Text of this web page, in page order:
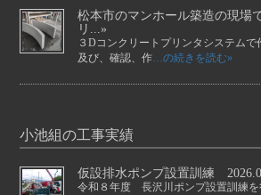
松本市のマンホール築造の現場
リ...»
３Dコンクリートプリンタシステム
及び、確認、作…の続きを読む»
小池組の工事実績
仮設排水ポンプ設置訓練
令和８年度 長沢川ポンプ設置訓練を